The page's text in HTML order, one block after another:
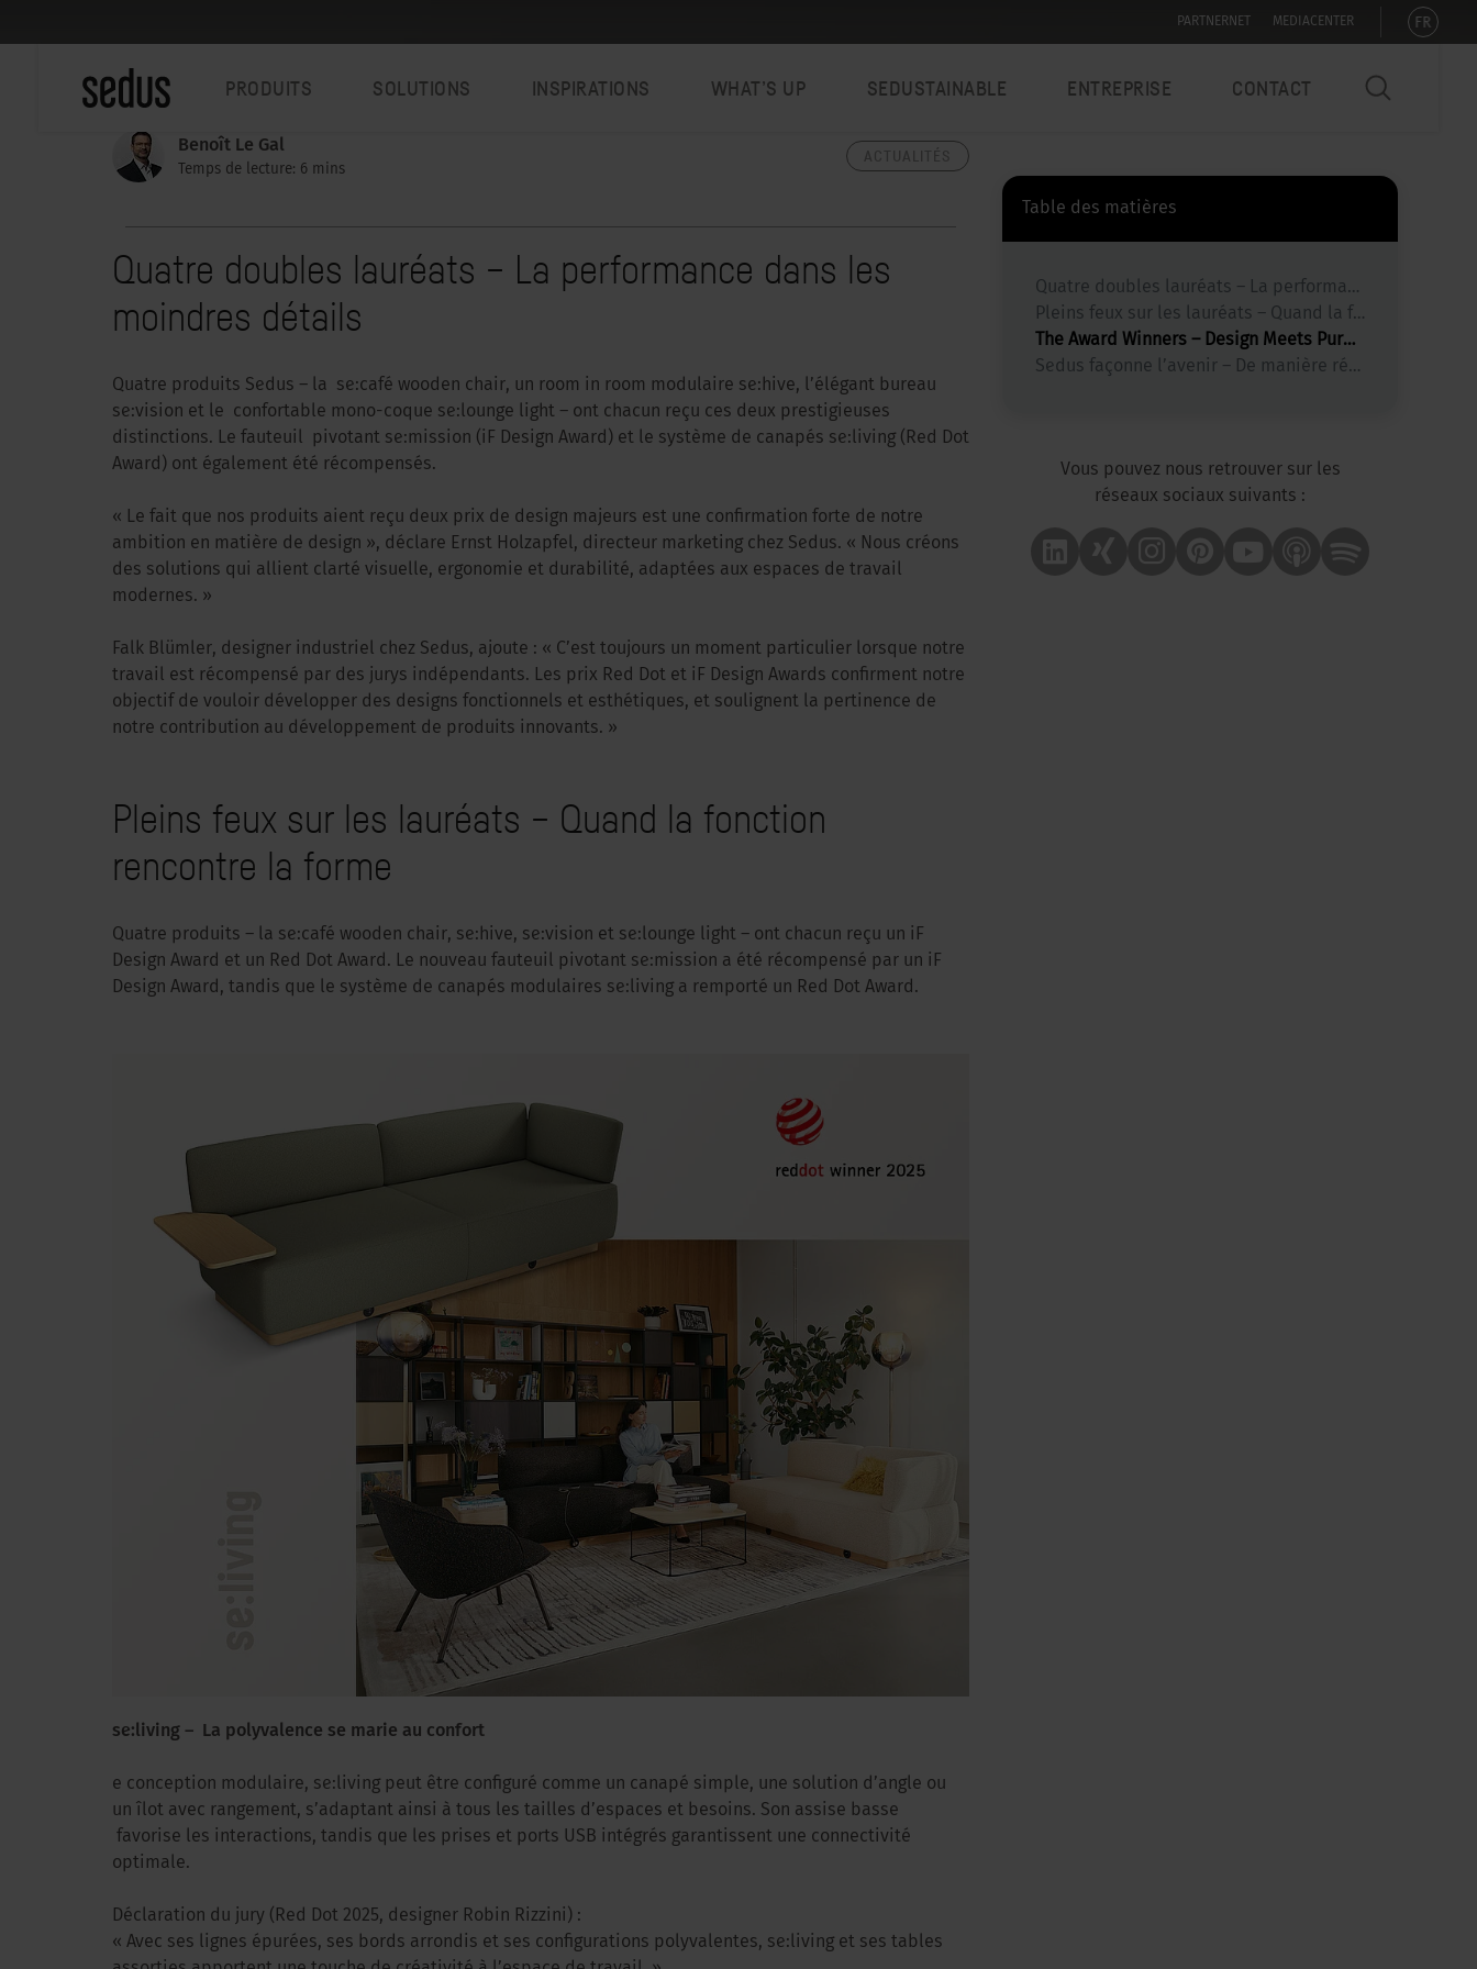
PARTNERNET MEDIACENTER FR
PRODUITS SOLUTIONS INSPIRATIONS WHAT’S UP SEDUSTAINABLE ENTREPRISE CONTACT
Benoît Le Gal
Temps de lecture: 6 mins
Quatre doubles lauréats – La performance dans les
moindres détails
Quatre produits Sedus – la se:café wooden chair, un room in room modulaire se:hive, l’élégant bureau
se:vision et le confortable mono-coque se:lounge light – ont chacun reçu ces deux prestigieuses
distinctions. Le fauteuil pivotant se:mission (iF Design Award) et le système de canapés se:living (Red Dot
Award) ont également été récompensés.
« Le fait que nos produits aient reçu deux prix de design majeurs est une confirmation forte de notre
ambition en matière de design », déclare Ernst Holzapfel, directeur marketing chez Sedus. « Nous créons
des solutions qui allient clarté visuelle, ergonomie et durabilité, adaptées aux espaces de travail
modernes. »
Falk Blümler, designer industriel chez Sedus, ajoute : « C’est toujours un moment particulier lorsque notre
travail est récompensé par des jurys indépendants. Les prix Red Dot et iF Design Awards confirment notre
objectif de vouloir développer des designs fonctionnels et esthétiques, et soulignent la pertinence de
notre contribution au développement de produits innovants. »
Pleins feux sur les lauréats – Quand la fonction
rencontre la forme
Quatre produits – la se:café wooden chair, se:hive, se:vision et se:lounge light – ont chacun reçu un iF
Design Award et un Red Dot Award. Le nouveau fauteuil pivotant se:mission a été récompensé par un iF
Design Award, tandis que le système de canapés modulaires se:living a remporté un Red Dot Award.
se:living – La polyvalence se marie au confort
e conception modulaire, se:living peut être configuré comme un canapé simple, une solution d’angle ou
un îlot avec rangement, s’adaptant ainsi à tous les tailles d’espaces et besoins. Son assise basse
favorise les interactions, tandis que les prises et ports USB intégrés garantissent une connectivité
optimale.
Déclaration du jury (Red Dot 2025, designer Robin Rizzini) :
« Avec ses lignes épurées, ses bords arrondis et ses configurations polyvalentes, se:living et ses tables
Table des matières
Quatre doubles lauréats – La performance dans les moindres détails
Pleins feux sur les lauréats – Quand la fonction rencontre la forme
The Award Winners – Design Meets Purpose
Sedus façonne l’avenir – De manière réfléchie, durable et primée
Vous pouvez nous retrouver sur les
réseaux sociaux suivants :